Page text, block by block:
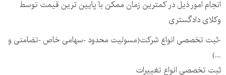
انجام امور ذیل در کمترین زمان ممکن با پایین ترین قیمت توسط
وکلای دادگستری
-ثبت تخصصی انواع شرکت(مسولیت محدود -سهامی خاص -تضامنی و
...)
ثبت تخصصی انواع تغییرات